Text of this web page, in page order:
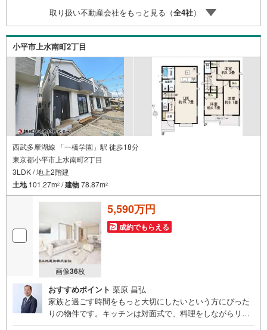
取り扱い不動産会社をもっと見る（全4社）
小平市上水南町2丁目
西武多摩湖線 「一橋学園」駅 徒歩18分
東京都小平市上水南町2丁目
3LDK / 地上2階建
土地101.27m2 /建物78.87m2
画像36枚
5,590万円
成約でもらえる
おすすめポイント 栗原 昌弘
家族と過ごす時間をもっと大切にしたいという方にぴった
りの物件です。キッチンは対面式で、料理をしながらリビ